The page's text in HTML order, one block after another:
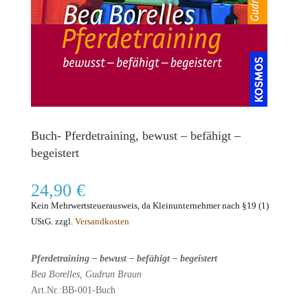
Buch- Pferdetraining, bewust – befähigt –
begeistert
24,90 €
Kein Mehrwertsteuerausweis, da Kleinunternehmer nach §19 (1)
UStG. zzgl. Versandkosten
Pferdetraining – bewust – befähigt – begeistert
Bea Borelles, Gudrun Braun
Art.Nr.:BB-001-Buch